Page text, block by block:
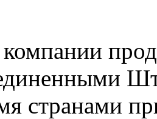
странами